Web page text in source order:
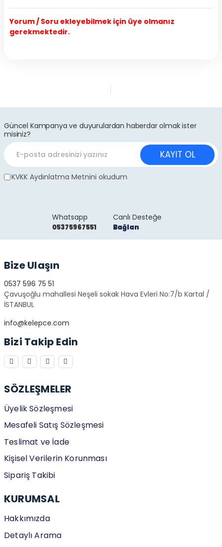
Yorum / Soru ekleyebilmek için üye olmanız
gerekmektedir.
Güncel Kampanya ve duyurulardan haberdar olmak ister
misiniz?
KAYIT OL
KVKK Aydınlatma Metnini okudum
Whatsapp
05375967551
Canlı Desteğe
Bağlan
Bize Ulaşın
0537 596 75 51
Çavuşoğlu mahallesi Neşeli sokak Hava Evleri No:7/b Kartal /
İSTANBUL
info@kelepce.com
Bizi Takip Edin
SÖZLEŞMELER
Üyelik Sözleşmesi
Mesafeli Satış Sözleşmesi
Teslimat ve İade
Kişisel Verilerin Korunması
Sipariş Takibi
KURUMSAL
Hakkımızda
Detaylı Arama